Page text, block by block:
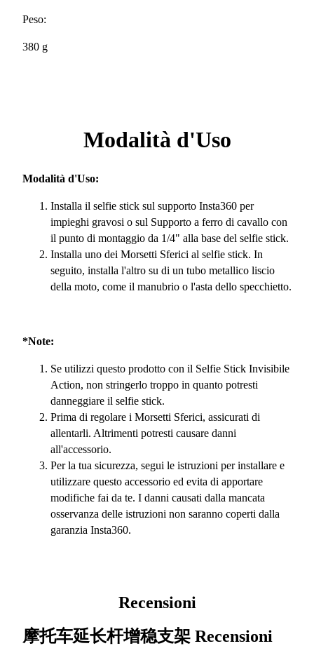
Peso:
380 g
Modalità d'Uso
Modalità d'Uso:
Installa il selfie stick sul supporto Insta360 per
impieghi gravosi o sul Supporto a ferro di cavallo con
il punto di montaggio da 1/4" alla base del selfie stick.
Installa uno dei Morsetti Sferici al selfie stick. In
seguito, installa l'altro su di un tubo metallico liscio
della moto, come il manubrio o l'asta dello specchietto.
*Note:
Se utilizzi questo prodotto con il Selfie Stick Invisibile
Action, non stringerlo troppo in quanto potresti
danneggiare il selfie stick.
Prima di regolare i Morsetti Sferici, assicurati di
allentarli. Altrimenti potresti causare danni
all'accessorio.
Per la tua sicurezza, segui le istruzioni per installare e
utilizzare questo accessorio ed evita di apportare
modifiche fai da te. I danni causati dalla mancata
osservanza delle istruzioni non saranno coperti dalla
garanzia Insta360.
Recensioni
摩托车延长杆增稳支架 Recensioni